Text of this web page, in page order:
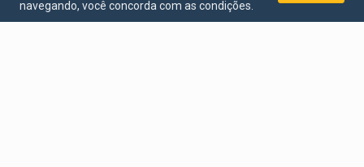
navegando, você concorda com as condições.